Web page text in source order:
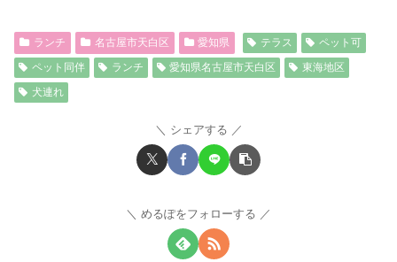
ランチ 名古屋市天白区 愛知県 テラス
ペット可
ペット同伴
ランチ 愛知県名古屋市天白区
東海地区
犬連れ
シェアする
めるぽをフォローする